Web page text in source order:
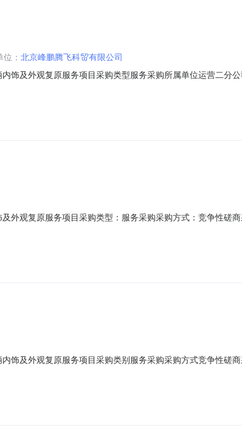
： 北京峰鹏腾飞科贸有限公司
饰及外观复原服务项目采购类型服务采购所属单位运营二分
日期2026-03-0310:00采购结果说明暂无采购结果说明中标信
外观复原服务项目采购类型：服务采购采购方式：竞争性磋
有独立企业法人资格，能够独立承担民事责任。提供营业执
饰及外观复原服务项目采购类别服务采购采购方式竞争性磋
纸、客室内（含门扇、座椅）损坏外装部位，按原貌复原，